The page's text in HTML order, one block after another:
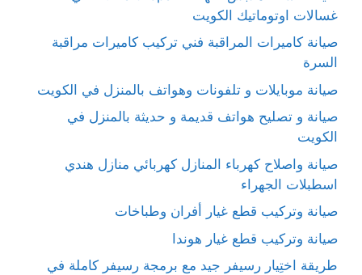
غسالات اوتوماتيك الكويت
صيانة كاميرات المراقبة فني تركيب كاميرات مراقبة
السرة
صيانة موبايلات و تلفونات وهواتف بالمنزل في الكويت
صيانة و تصليح هواتف قديمة و حديثة بالمنزل في
الكويت
صيانة واصلاح كهرباء المنازل كهربائي منازل هندي
اسطبلات الجهراء
صيانة وتركيب قطع غيار أفران وطباخات
صيانة وتركيب قطع غيار هوندا
طريقة اختِيار رسيفر جيد مع برمجة رسيفر كاملة في